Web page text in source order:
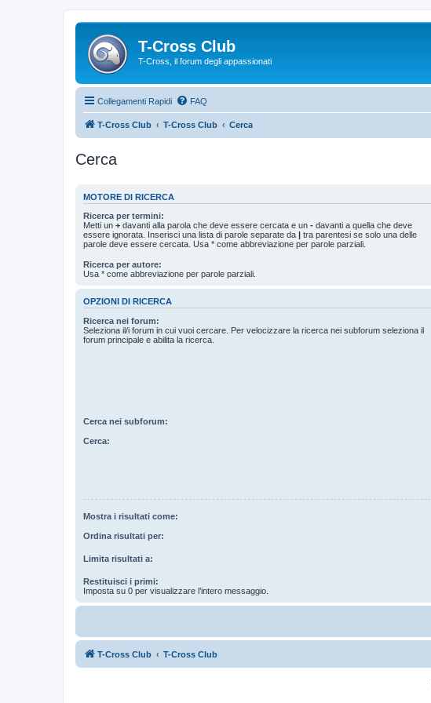
T-Cross Club
T-Cross, il forum degli appassionati
Collegamenti Rapidi FAQ
T-Cross Club T-Cross Club Cerca
Cerca
MOTORE DI RICERCA
Ricerca per termini:
Metti un + davanti alla parola che deve essere cercata e un - davanti a quella che deve
essere ignorata. Inserisci una lista di parole separate da | tra parentesi se solo una delle
parole deve essere cercata. Usa * come abbreviazione per parole parziali.
Ricerca per autore:
Usa * come abbreviazione per parole parziali.
OPZIONI DI RICERCA
Ricerca nei forum:
Seleziona il/i forum in cui vuoi cercare. Per velocizzare la ricerca nei subforum seleziona il
forum principale e abilita la ricerca.
Cerca nei subforum:
Cerca:
Mostra i risultati come:
Ordina risultati per:
Limita risultati a:
Restituisci i primi:
Imposta su 0 per visualizzare l’intero messaggio.
T-Cross Club T-Cross Club